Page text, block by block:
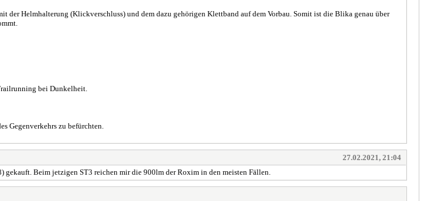
Helmhalterung (Klickverschluss) und dem dazu gehörigen Klettband auf dem Vorbau. Somit ist die Blika genau über
bei Dunkelheit.
Gegenverkehrs zu befürchten.
27.02.2021, 21:04
Beim jetzigen ST3 reichen mir die 900lm der Roxim in den meisten Fällen.